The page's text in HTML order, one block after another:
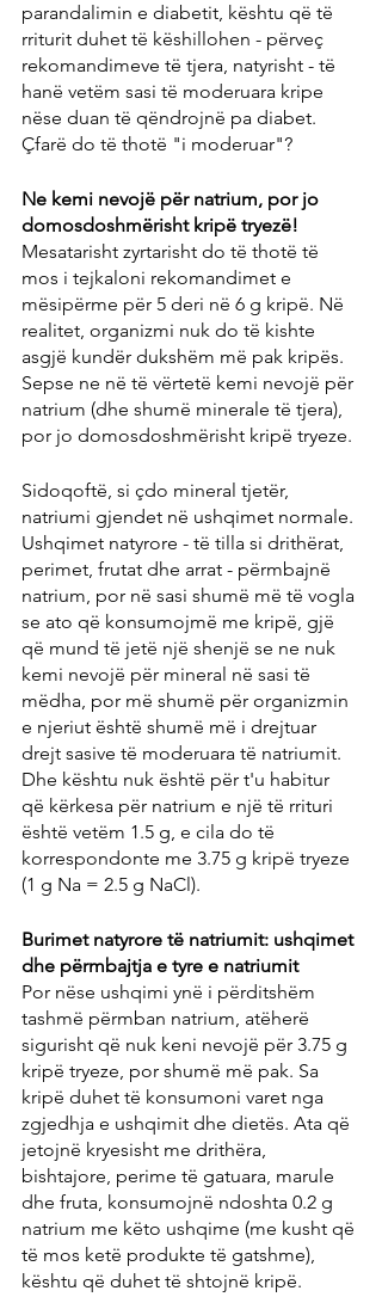
parandalimin e diabetit, kështu që të
rriturit duhet të këshillohen - përveç
rekomandimeve të tjera, natyrisht - të
hanë vetëm sasi të moderuara kripe
nëse duan të qëndrojnë pa diabet.
Çfarë do të thotë "i moderuar"?
Ne kemi nevojë për natrium, por jo
domosdoshmërisht kripë tryezë!
Mesatarisht zyrtarisht do të thotë të
mos i tejkaloni rekomandimet e
mësipërme për 5 deri në 6 g kripë. Në
realitet, organizmi nuk do të kishte
asgjë kundër dukshëm më pak kripës.
Sepse ne në të vërtetë kemi nevojë për
natrium (dhe shumë minerale të tjera),
por jo domosdoshmërisht kripë tryeze.
Sidoqoftë, si çdo mineral tjetër,
natriumi gjendet në ushqimet normale.
Ushqimet natyrore - të tilla si drithërat,
perimet, frutat dhe arrat - përmbajnë
natrium, por në sasi shumë më të vogla
se ato që konsumojmë me kripë, gjë
që mund të jetë një shenjë se ne nuk
kemi nevojë për mineral në sasi të
mëdha, por më shumë për organizmin
e njeriut është shumë më i drejtuar
drejt sasive të moderuara të natriumit.
Dhe kështu nuk është për t'u habitur
që kërkesa për natrium e një të rrituri
është vetëm 1.5 g, e cila do të
korrespondonte me 3.75 g kripë tryeze
(1 g Na = 2.5 g NaCl).
Burimet natyrore të natriumit: ushqimet
dhe përmbajtja e tyre e natriumit
Por nëse ushqimi ynë i përditshëm
tashmë përmban natrium, atëherë
sigurisht që nuk keni nevojë për 3.75 g
kripë tryeze, por shumë më pak. Sa
kripë duhet të konsumoni varet nga
zgjedhja e ushqimit dhe dietës. Ata që
jetojnë kryesisht me drithëra,
bishtajore, perime të gatuara, marule
dhe fruta, konsumojnë ndoshta 0.2 g
natrium me këto ushqime (me kusht që
të mos ketë produkte të gatshme),
kështu që duhet të shtojnë kripë.